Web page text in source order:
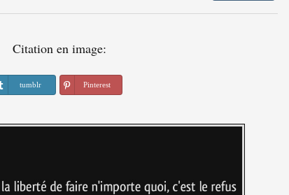
Citation en image:
tumblr Pinterest